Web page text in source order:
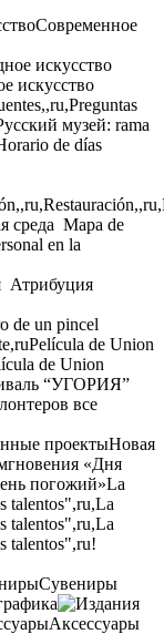
Современное
искусство
музей: rama
de días
среда Mapa de
en la
Атрибуция
de un pincel
Película de Union
de Union
“УГОРИЯ”
все
проектыНовая
«Дня
погожий»La
talentos",ru,La
talentos",ru,La
talentos",ru!
Сувениры
Аксессуары